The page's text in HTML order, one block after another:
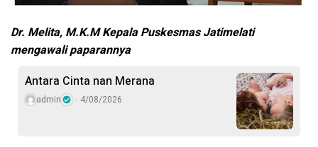
Dr. Melita, M.K.M Kepala Puskesmas Jatimelati
mengawali paparannya
Antara Cinta nan Merana
admin 4/08/2026